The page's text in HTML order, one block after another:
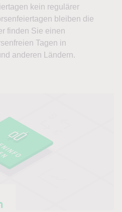
kein regulärer
bleiben die
finden Sie einen
Tagen in
anderen Ländern.